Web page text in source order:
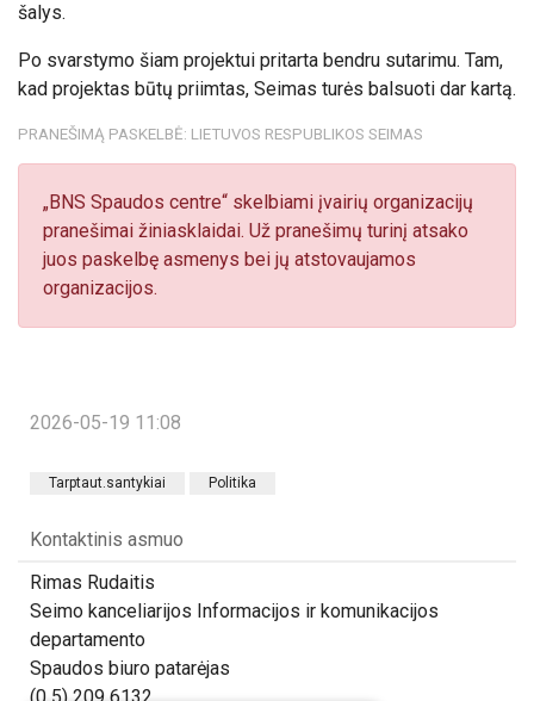
šalys.
Po svarstymo šiam projektui pritarta bendru sutarimu. Tam,
kad projektas būtų priimtas, Seimas turės balsuoti dar kartą.
PRANEŠIMĄ PASKELBĖ: LIETUVOS RESPUBLIKOS SEIMAS
„BNS Spaudos centre“ skelbiami įvairių organizacijų
pranešimai žiniasklaidai. Už pranešimų turinį atsako
juos paskelbę asmenys bei jų atstovaujamos
organizacijos.
2026-05-19 11:08
Tarptaut.santykiai Politika
Kontaktinis asmuo
Rimas Rudaitis
Seimo kanceliarijos Informacijos ir komunikacijos
departamento
Spaudos biuro patarėjas